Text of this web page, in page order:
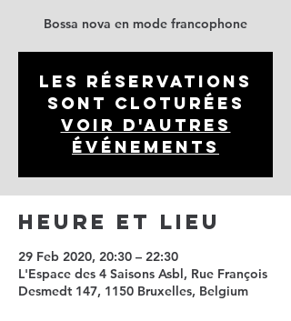
Bossa nova en mode francophone
Les réservations
sont cloturées
Voir d'autres
événements
Heure et Lieu
29 Feb 2020, 20:30 – 22:30
L'Espace des 4 Saisons Asbl, Rue François
Desmedt 147, 1150 Bruxelles, Belgium